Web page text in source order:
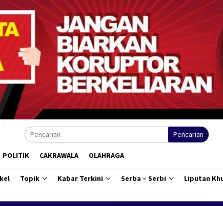
Pencarian
POLITIK CAKRAWALA OLAHRAGA
Topik Kabar Terkini Serba – Serbi
Liputan